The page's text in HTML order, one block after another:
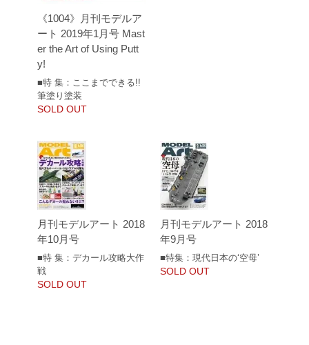
《1004》月刊モデルア
ート 2019年1月号 Mast
er the Art of Using Putt
y!
■特 集：ここまでできる!!
筆塗り塗装
SOLD OUT
月刊モデルアート 2018
年10月号
■特 集：デカール攻略大作
戦
SOLD OUT
月刊モデルアート 2018
年9月号
■特集：現代日本の‘空母’
SOLD OUT